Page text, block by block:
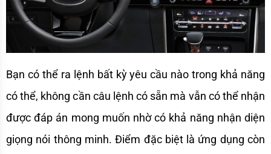
Bạn có thể ra lệnh bất kỳ yêu cầu nào trong khả năng
có thể, không cần câu lệnh có sẵn mà vẫn có thể nhận
được đáp án mong muốn nhờ có khả năng nhận diện
giọng nói thông minh. Điểm đặc biệt là ứng dụng còn